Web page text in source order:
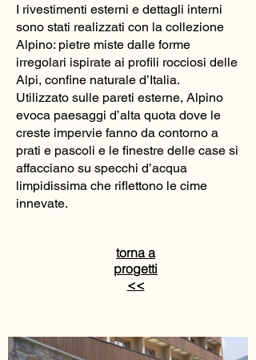
I rivestimenti esterni e dettagli interni
sono stati realizzati con la collezione
Alpino: pietre miste dalle forme
irregolari ispirate ai profili rocciosi delle
Alpi, confine naturale d’Italia.
Utilizzato sulle pareti esterne, Alpino
evoca paesaggi d’alta quota dove le
creste impervie fanno da contorno a
prati e pascoli e le finestre delle case si
affacciano su specchi d’acqua
limpidissima che riflettono le cime
innevate.
torna a
progetti
<<